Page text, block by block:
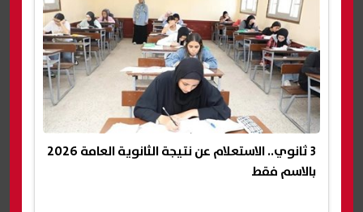
3 ثانوي.. الاستعلام عن نتيجة الثانوية العامة 2026
بالاسم فقط